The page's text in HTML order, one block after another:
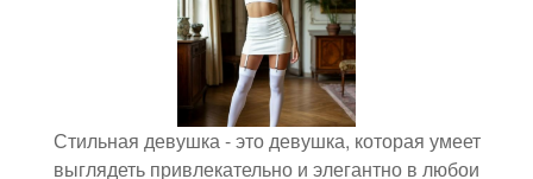
Стильная девушка - это девушка, которая умеет
выглядеть привлекательно и элегантно в любои